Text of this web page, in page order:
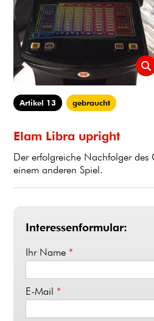
Elam Libra upright
Der erfolgreiche Nachfolger
einem anderen Spiel.
Interessenformular:
Ihr Name *
E-Mail *
Artikel 13 gebraucht